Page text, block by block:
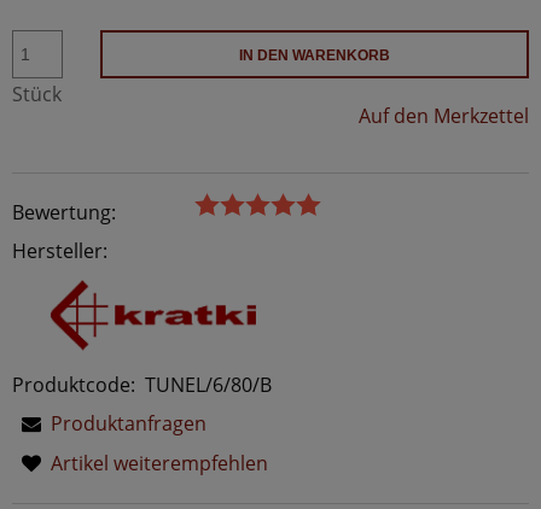
Stück
IN DEN WARENKORB
Auf den Merkzettel
Bewertung:
Hersteller:
Produktcode: TUNEL/6/80/B
Produktanfragen
Artikel weiterempfehlen